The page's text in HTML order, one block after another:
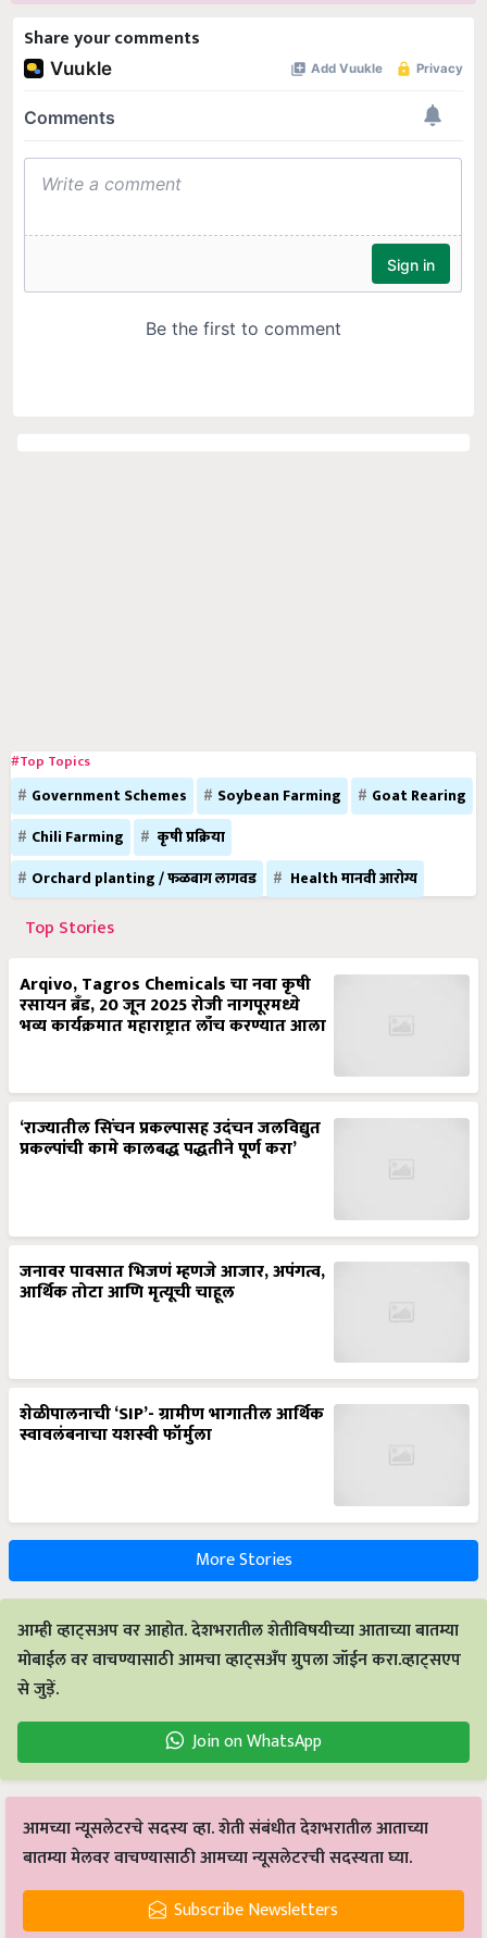
Share your comments
#Top Topics
Government Schemes Soybean Farming
Goat Rearing
Chili Farming
कृषी प्रक्रिया
Orchard planting / फळबाग लागवड
Health मानवी आरोग्य
Top Stories
Arqivo, Tagros Chemicals चा नवा कृषी
रसायन ब्रँड, 20 जून 2025 रोजी नागपूरमध्ये
भव्य कार्यक्रमात महाराष्ट्रात लाँच करण्यात आला
‘राज्यातील सिंचन प्रकल्पासह उदंचन जलविद्युत
प्रकल्पांची कामे कालबद्ध पद्धतीने पूर्ण करा’
जनावर पावसात भिजणं म्हणजे आजार, अपंगत्व,
आर्थिक तोटा आणि मृत्यूची चाहूल
शेळीपालनाची ‘SIP’- ग्रामीण भागातील आर्थिक
स्वावलंबनाचा यशस्वी फॉर्मुला
More Stories
आम्ही व्हाट्सअप वर आहोत. देशभरातील शेतीविषयीच्या आताच्या बातम्या
मोबाईल वर वाचण्यासाठी आमचा व्हाट्सअँप ग्रुपला जॉईन करा.व्हाट्सएप
से जुड़ें.
Join on WhatsApp
आमच्या न्यूसलेटरचे सदस्य व्हा. शेती संबंधीत देशभरातील आताच्या
बातम्या मेलवर वाचण्यासाठी आमच्या न्यूसलेटरची सदस्यता घ्या.
Subscribe Newsletters